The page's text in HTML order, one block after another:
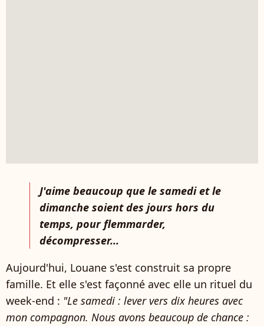
J'aime beaucoup que le samedi et le
dimanche soient des jours hors du
temps, pour flemmarder,
décompresser...
Aujourd'hui, Louane s'est construit sa propre
famille. Et elle s'est façonné avec elle un rituel du
week-end : "Le samedi : lever vers dix heures avec
mon compagnon. Nous avons beaucoup de chance :